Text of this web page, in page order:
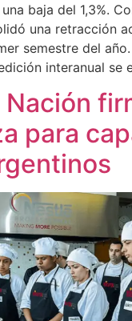
baja del 1,3%.
una retracción
semestre del
interanual se
Nación
para